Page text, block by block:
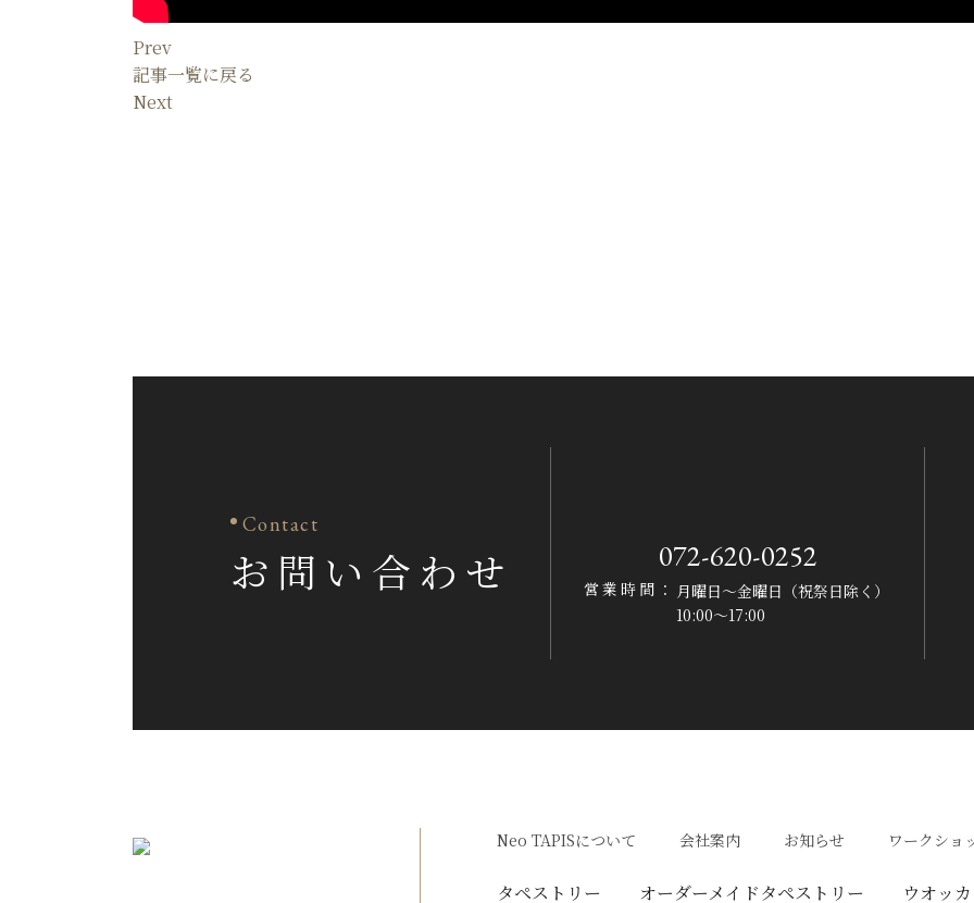
Prev
記事一覧に戻る
Next
Contact
お問い合わせ 072-620-0252
営業時間： 月曜日〜金曜日（祝祭日除く）
10:00〜17:00
Neo TAPISについて 会社案内 お知らせ ワークショ
タペストリー オーダーメイドタペストリー ウオッ